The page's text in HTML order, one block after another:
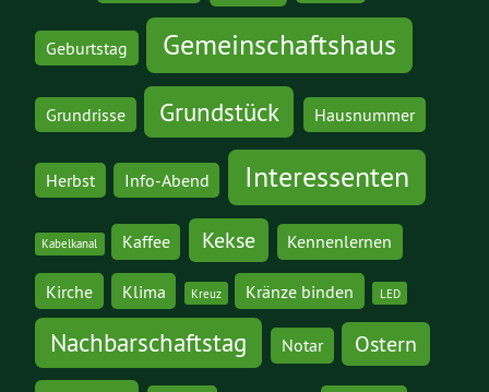
Geburtstag Gemeinschaftshaus
Grundrisse Grundstück Hausnummer
Herbst Info-Abend Interessenten
Kabelkanal Kaffee Kekse Kennenlernen
Kirche Klima Kreuz Kränze binden LED
Nachbarschaftstag Notar Ostern